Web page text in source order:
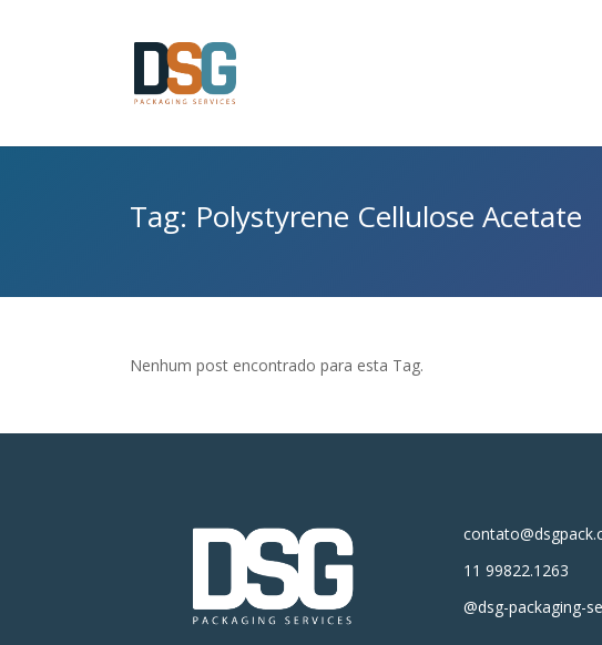
Tag: Polystyrene Cellulose Acetate
Nenhum post encontrado para esta Tag.
11 99822.1263
@dsg-packaging-